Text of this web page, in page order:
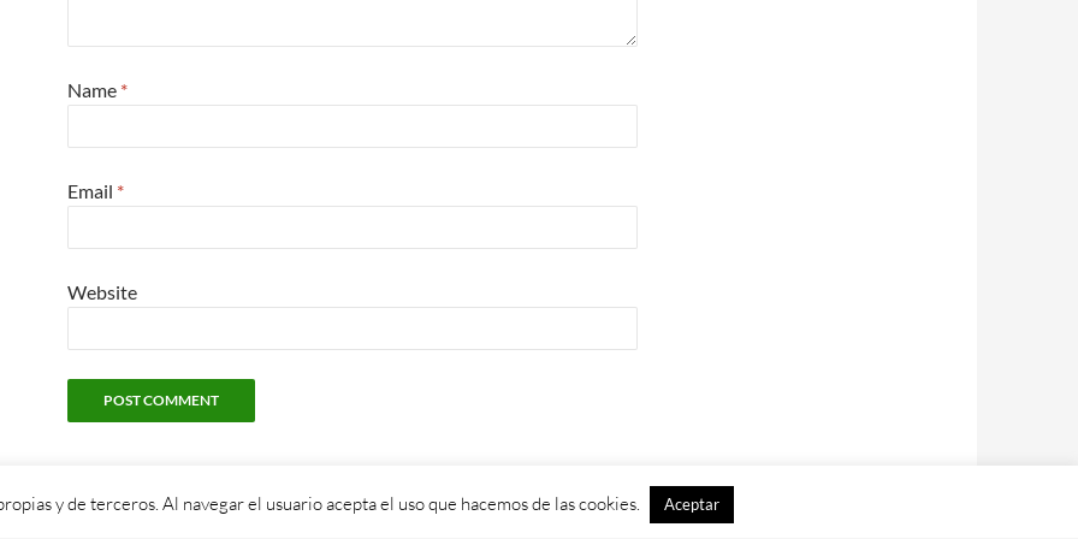
Name *
Email *
Website
y de terceros. Al navegar el usuario acepta el uso que hacemos de las cookies. Aceptar